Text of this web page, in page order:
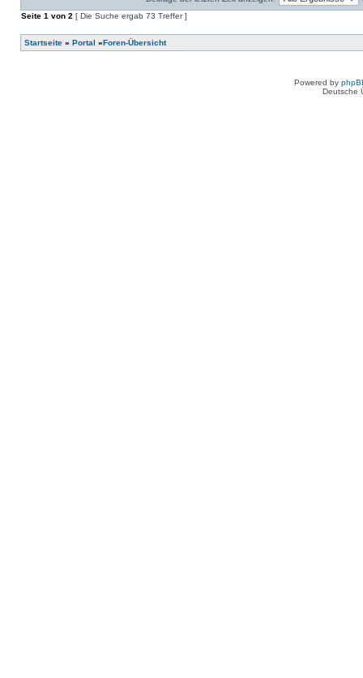
diesem
neuen
ungelesenen
in
diesem
Thema.
Seite 1 von 2 [ Die Suche ergab 73 Treffer ]
Startseite » Portal »Foren-Übersicht
Powered by
Deutsche